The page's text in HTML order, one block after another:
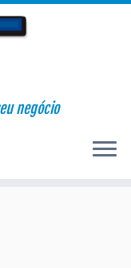
negócio